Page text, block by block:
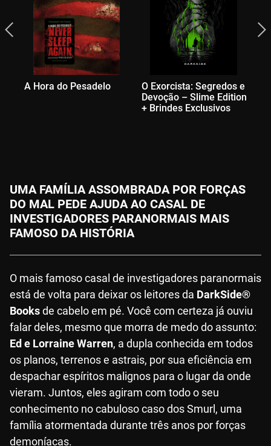
A Hora do Pesadelo
O Exorcista: Segredos e
Devoção – Slime Edition
+ Brindes Exclusivos
UMA FAMÍLIA ASSOMBRADA POR FORÇAS
DO MAL PEDE AJUDA AO CASAL DE
INVESTIGADORES PARANORMAIS MAIS
FAMOSO DA HISTÓRIA
O mais famoso casal de investigadores paranormais
está de volta para deixar os leitores da DarkSide®
Booksde cabelo em pé. Você com certeza já ouviu
falar deles, mesmo que morra de medo do assunto:
Ed e Lorraine Warren, a dupla conhecida em todos
os planos, terrenos e astrais, por sua eficiência em
despachar espíritos malignos para o lugar da onde
vieram. Juntos, eles agiram com todo o seu
conhecimento no cabuloso caso dos Smurl, uma
família atormentada durante três anos por forças
demoníacas.